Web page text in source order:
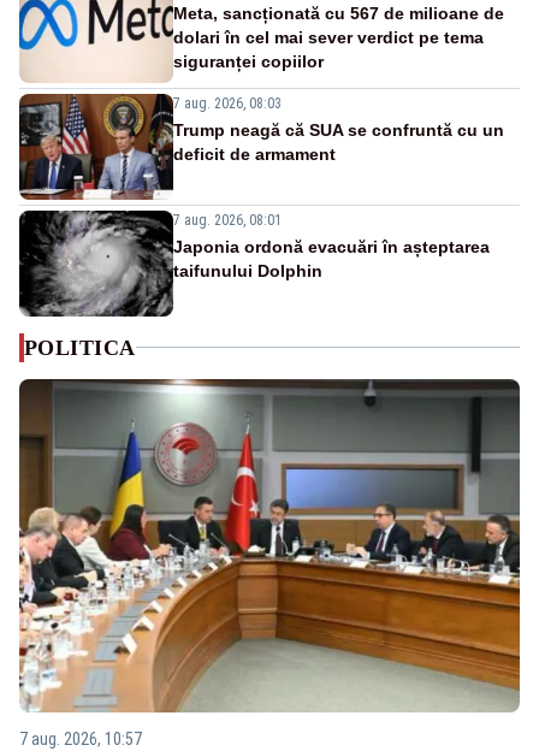
Meta, sancționată cu 567 de milioane de
dolari în cel mai sever verdict pe tema
siguranței copiilor
7 aug. 2026, 08:03
Trump neagă că SUA se confruntă cu un
deficit de armament
7 aug. 2026, 08:01
Japonia ordonă evacuări în așteptarea
taifunului Dolphin
POLITICA
7 aug. 2026, 10:57